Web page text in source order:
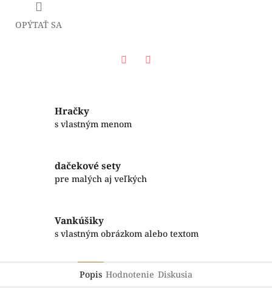
OPÝTAŤ SA
Hračky
s vlastným menom
dačekové sety
pre malých aj veľkých
Vankúšiky
s vlastným obrázkom alebo textom
Popis Hodnotenie Diskusia